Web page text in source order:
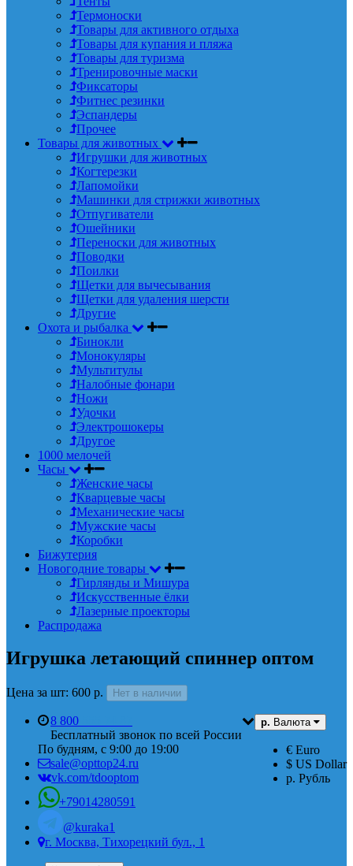
Термоноски
Товары для активного отдыха
Товары для купания и пляжа
Товары для туризма
Тренировочные маски
Фиксаторы
Фитнес резинки
Эспандеры
Прочее
Товары для животных
Игрушки для животных
Когтерезки
Лапомойки
Машинки для стрижки животных
Отпугиватели
Ошейники
Переноски для животных
Поводки
Поилки
Щетки для вычесывания
Щетки для удаления шерсти
Другие
Охота и рыбалка
Бинокли
Монокуляры
Мультитулы
Налобные фонари
Ножи
Удочки
Электрошокеры
Другое
1000 мелочей
Часы
Женские часы
Кварцевые часы
Механические часы
Мужские часы
Коробки
Бижутерия
Новогодние товары
Гирлянды и Мишура
Искусственные ёлки
Лазерные проекторы
Распродажа
Игрушка летающий спиннер оптом
Цена за шт: 600 р. Нет в наличии
р. Валюта
€ Euro
$ US Dollar
р. Рубль
8 800
Бесплатный звонок по всей России
По будням, с 9:00 до 19:00
sale@opttop24.ru
vk.com/tdooptom
+79014280591
@kuraka1
г. Москва, Тихорецкий бул., 1